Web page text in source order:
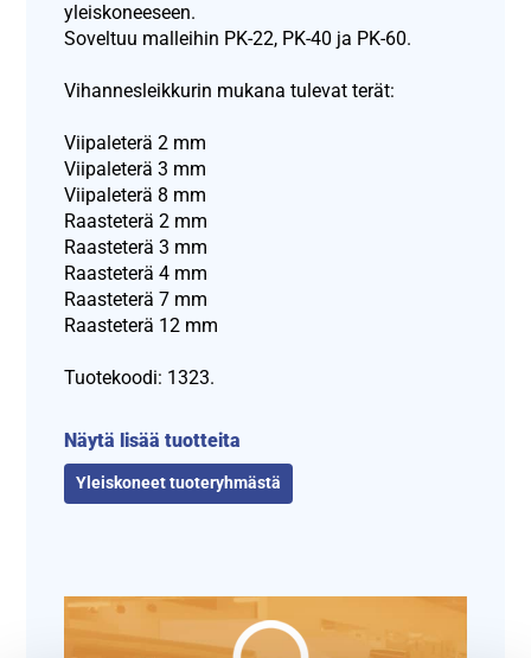
yleiskoneeseen.
Soveltuu malleihin PK-22, PK-40 ja PK-60.
Vihannesleikkurin mukana tulevat terät:
Viipaleterä 2 mm
Viipaleterä 3 mm
Viipaleterä 8 mm
Raasteterä 2 mm
Raasteterä 3 mm
Raasteterä 4 mm
Raasteterä 7 mm
Raasteterä 12 mm
Tuotekoodi: 1323.
Näytä lisää tuotteita
Yleiskoneet tuoteryhmästä